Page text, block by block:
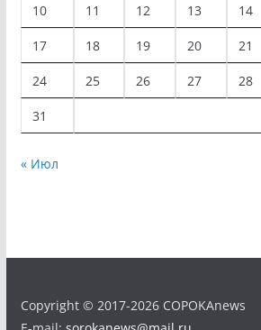
10 11 12 13 14
17 18 19 20 21
24 25 26 27 28
31
« Июл
Copyright © 2017-2026 COPOKAnews